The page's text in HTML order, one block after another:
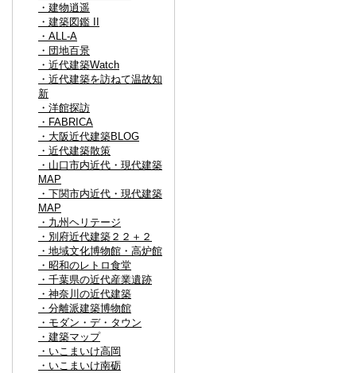
・建物逍遥
・建築図鑑 II
・ALL-A
・団地百景
・近代建築Watch
・近代建築を訪ねて温故知
新
・洋館探訪
・FABRICA
・大阪近代建築BLOG
・近代建築散策
・山口市内近代・現代建築
MAP
・下関市内近代・現代建築
MAP
・九州ヘリテージ
・別府近代建築２２＋２
・地域文化博物館・高炉館
・昭和のレトロ食堂
・千葉県の近代産業遺跡
・神奈川の近代建築
・分離派建築博物館
・モダン・デ・タウン
・建築マップ
・いこまいけ高岡
・いこまいけ南砺